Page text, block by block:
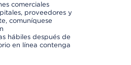
comerciales
proveedores y
comuníquese
hábiles después de
en línea contenga